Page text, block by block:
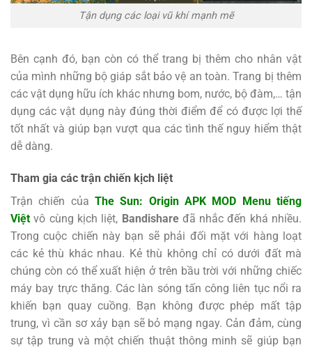
Tận dụng các loại vũ khí mạnh mẽ
Bên cạnh đó, bạn còn có thể trang bị thêm cho nhân vật
của mình những bộ giáp sắt bảo vệ an toàn. Trang bị thêm
các vật dụng hữu ích khác nhưng bom, nước, bộ đàm,… tận
dụng các vật dụng này đúng thời điểm để có được lợi thế
tốt nhất và giúp bạn vượt qua các tình thế nguy hiểm thật
dễ dàng.
Tham gia các trận chiến kịch liệt
Trận chiến của The Sun: Origin APK MOD Menu tiếng
Việtvô cùng kịch liệt, Bandishaređã nhắc đến khá nhiều.
Trong cuộc chiến này bạn sẽ phải đối mặt với hàng loạt
các kẻ thù khác nhau. Kẻ thù không chỉ có dưới đất mà
chúng còn có thể xuất hiện ở trên bầu trời với những chiếc
máy bay trực thăng. Các làn sóng tấn công liên tục nổi ra
khiến bạn quay cuồng. Bạn không được phép mất tập
trung, vì cần sơ xảy bạn sẽ bỏ mạng ngay. Cản đảm, cùng
sự tập trung và một chiến thuật thông minh sẽ giúp bạn